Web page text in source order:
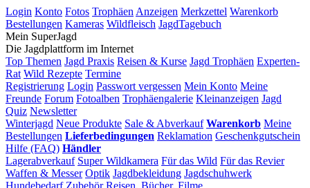
Login Konto Fotos Trophäen Anzeigen Merkzettel Warenkorb
Bestellungen Kameras Wildfleisch JagdTagebuch
Mein SuperJagd
Die Jagdplattform im Internet
Top Themen Jagd Praxis Reisen & Kurse Jagd Trophäen Experten-
Rat Wild Rezepte Termine
Registrierung Login Passwort vergessen Mein Konto Meine
Freunde Forum Fotoalben Trophäengalerie Kleinanzeigen Jagd
Quiz Newsletter
Winterjagd Neue Produkte Sale & Abverkauf Warenkorb Meine
Bestellungen Lieferbedingungen Reklamation Geschenkgutschein
Hilfe (FAQ) Händler
Lagerabverkauf Super Wildkamera Für das Wild Für das Revier
Waffen & Messer Optik Jagdbekleidung Jagdschuhwerk
Hundebedarf Zubehör Reisen, Bücher, Filme